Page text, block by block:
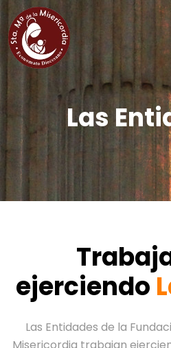
Las
ejerciendo
Las Entidades de la